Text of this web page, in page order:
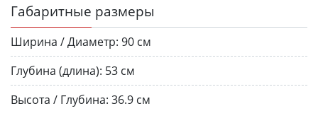
Габаритные размеры
Ширина / Диаметр: 90 см
Глубина (длина): 53 см
Высота / Глубина: 36.9 см